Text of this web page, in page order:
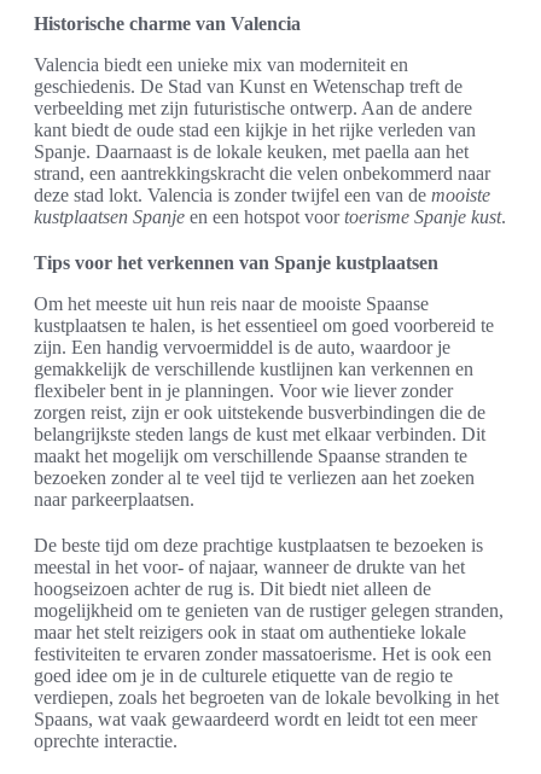
Historische charme van Valencia
Valencia biedt een unieke mix van moderniteit en
geschiedenis. De Stad van Kunst en Wetenschap treft de
verbeelding met zijn futuristische ontwerp. Aan de andere
kant biedt de oude stad een kijkje in het rijke verleden van
Spanje. Daarnaast is de lokale keuken, met paella aan het
strand, een aantrekkingskracht die velen onbekommerd naar
deze stad lokt. Valencia is zonder twijfel een van de mooiste
kustplaatsen Spanje en een hotspot voortoerisme Spanje kust.
Tips voor het verkennen van Spanje kustplaatsen
Om het meeste uit hun reis naar de mooiste Spaanse
kustplaatsen te halen, is het essentieel om goed voorbereid te
zijn. Een handig vervoermiddel is de auto, waardoor je
gemakkelijk de verschillende kustlijnen kan verkennen en
flexibeler bent in je planningen. Voor wie liever zonder
zorgen reist, zijn er ook uitstekende busverbindingen die de
belangrijkste steden langs de kust met elkaar verbinden. Dit
maakt het mogelijk om verschillende Spaanse stranden te
bezoeken zonder al te veel tijd te verliezen aan het zoeken
naar parkeerplaatsen.
De beste tijd om deze prachtige kustplaatsen te bezoeken is
meestal in het voor- of najaar, wanneer de drukte van het
hoogseizoen achter de rug is. Dit biedt niet alleen de
mogelijkheid om te genieten van de rustiger gelegen stranden,
maar het stelt reizigers ook in staat om authentieke lokale
festiviteiten te ervaren zonder massatoerisme. Het is ook een
goed idee om je in de culturele etiquette van de regio te
verdiepen, zoals het begroeten van de lokale bevolking in het
Spaans, wat vaak gewaardeerd wordt en leidt tot een meer
oprechte interactie.